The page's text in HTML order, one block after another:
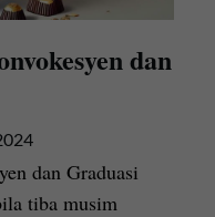
dan
dan Graduasi
tiba musim